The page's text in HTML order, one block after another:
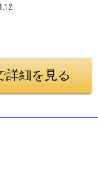
細を見る